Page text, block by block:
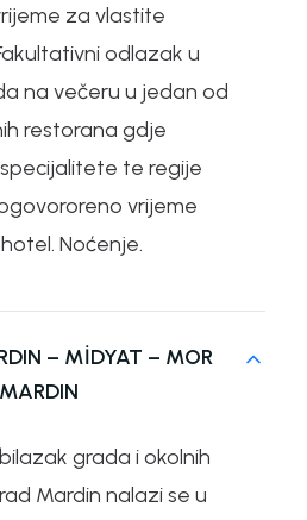
za vlastite
odlazak u
na večeru u jedan od
restorana gdje
te regije
vrijeme
Noćenje.
– MİDYAT – MOR
grada i okolnih
Mardin nalazi se u